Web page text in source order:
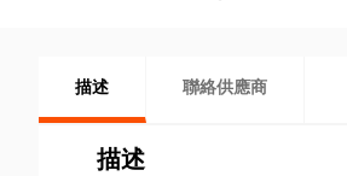
描述 聯絡供應商
描述